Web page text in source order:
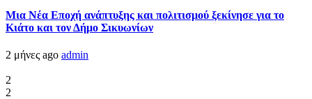
Μια Νέα Εποχή ανάπτυξης και πολιτισμού ξεκίνησε για το
Κιάτο και τον Δήμο Σικυωνίων
2 μήνες ago admin
2
2